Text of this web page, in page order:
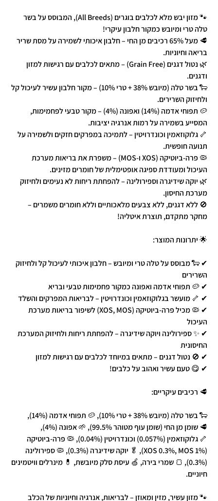
🐾 מזון יבש מלא לכלבים בוגרים (All Breeds), המבוסס על בשר
טלה טרי ומיובש כמקור חלבון עיקרי!
🥩 מעל 65% רכיבים מן החי – חלבון איכותי לשמירה על מסת שריר
בריאה וחיוניות.
🌿 נטול דגנים (Grain Free) – מתאים לכלבים עם רגישות למזון
ודגנים.
🐑 בשר טלה (מיובש 38% + טרי 10%) – מקור חלבון עשיר לעיכול קל
ולחיזוק השרירים.
🥔 תפוחי אדמה (14%) ואפונה (4%) – מקור טבעי לפחמימות,
המסייע בשמירה על רמות אנרגיה יציבות.
🦴 גלוקוזאמין וכונדרויטין – לתמיכה במפרקים חזקים ולשמירה על
תנועה חופשית.
🦠 פרה-ביוטיקה (XOS ו-MOS) – משפרת את בריאות מערכת
העיכול ומעודדת ספיגה אופטימלית של חומרים מזינים.
🌿 יוקה שידיגרה וספירולינה – להפחתת ריחות לא נעימים ולחיזוק
מערכת החיסון.
🚫 ללא דגנים, ללא צבעים מלאכותיים וללא חומרים משמרים –
מחקר מתקדם, תוצרת איטליה!
🌟 יתרונות המוצר:
✔ 🐑 מבוסס על טלה טרי ומיובש – חלבון איכותי לעיכול קל ולחיזוק
השרירים
✔ 🥔 תפוחי אדמה ואפונה כמקור פחמימות טבעי ובריא
✔ 🦴 מועשר בגלוקוזאמין וכונדרויטין – לבריאות המפרקים והשלד
✔ 🦠 מכיל פרה-ביוטיקה (XOS, MOS) לשיפור בריאות מערכת
העיכול
✔ ✨ ספירולינה ויוקה שידיגרה – להפחתת ריחות ולחיזוק המערכת
החיסונית
✔ 🚫 נטול דגנים – מתאים במיוחד לכלבים עם רגישות למזון
✔ 😋 טעם עשיר ואהוב על כלבים!
🥩 רכיבים עיקריים:
🐑 בשר טלה (מיובש 38% + טרי 10%), 🥔 תפוחי אדמה (14%),
🥩 שומן מן החי (שומן עוף מטוהר 99.5%), 🌱 אפונה (4%),
🦴 גלוקוזאמין (0.057%) וכונדרויטין (0.04%), 🦠 פרה-ביוטיקה
(XOS 0.3%, MOS 1%), 🥬 יוקה שידיגרה (0.3%), 🦠 ספירולינה
(0.3%), 🍞 שמרי בירה, 🍏 עיסת סלק מיובשת, 💊 מינרלים וויטמינים
חיוניים.
🐾 מזון עשיר, מזין ומאוזן – לבריאות, אנרגיה וחיוניות של הכלב